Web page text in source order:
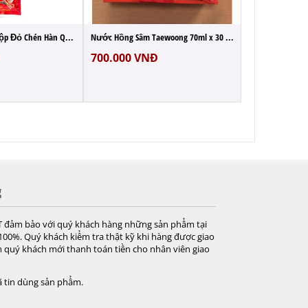
Nước Hồng Sâm Hộp Đỏ Chén Hàn Quốc 70ml ... Nước Hồng Sâm Taewoong 70ml x 30 Gói Đỏ H...
700.000VNĐ
đảm bảo với quý khách hàng những sản phẩm tại
Quý khách kiểm tra thật kỹ khi hàng được giao
quý khách mới thanh toán tiền cho nhân viên giao
tin dùng sản phẩm.